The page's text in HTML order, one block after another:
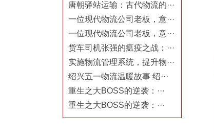
唐朝驿站运输：古代物流的···
一位现代物流公司老板，意···
一位现代物流公司老板，意···
货车司机张强的瘟疫之战：···
实施物流管理系统，提升物···
绍兴五一物流温暖故事 绍···
重生之大BOSS的逆袭：···
重生之大BOSS的逆袭：···